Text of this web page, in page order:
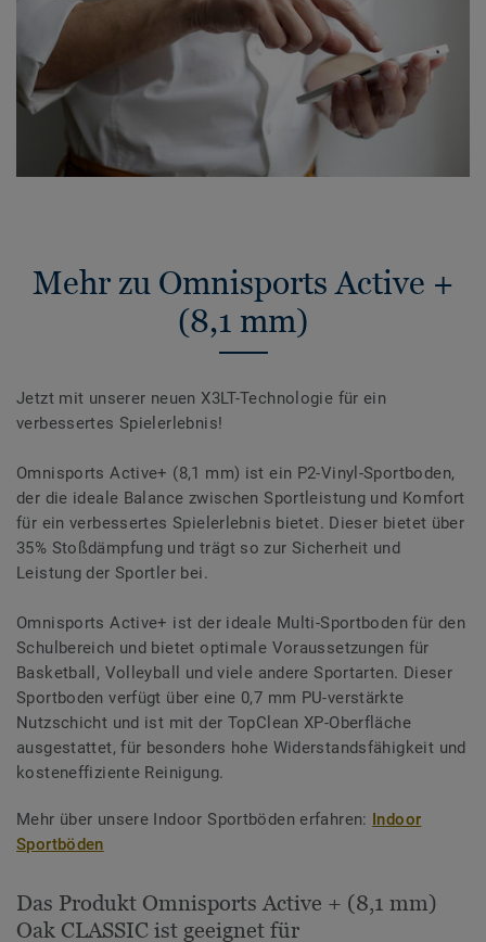
Mehr zu Omnisports Active +
(8,1 mm)
Jetzt mit unserer neuen X3LT-Technologie für ein
verbessertes Spielerlebnis!
Omnisports Active+ (8,1 mm) ist ein P2-Vinyl-Sportboden,
der die ideale Balance zwischen Sportleistung und Komfort
für ein verbessertes Spielerlebnis bietet. Dieser bietet über
35% Stoßdämpfung und trägt so zur Sicherheit und
Leistung der Sportler bei.
Omnisports Active+ ist der ideale Multi-Sportboden für den
Schulbereich und bietet optimale Voraussetzungen für
Basketball, Volleyball und viele andere Sportarten. Dieser
Sportboden verfügt über eine 0,7 mm PU-verstärkte
Nutzschicht und ist mit der TopClean XP-Oberfläche
ausgestattet, für besonders hohe Widerstandsfähigkeit und
kosteneffiziente Reinigung.
Mehr über unsere Indoor Sportböden erfahren: Indoor
Sportböden
Das Produkt Omnisports Active + (8,1 mm)
Oak CLASSIC ist geeignet für